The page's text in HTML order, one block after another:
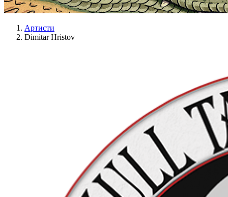
Артисти
Dimitar Hristov